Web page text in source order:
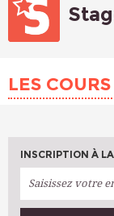
LES
INSCRIPTION À